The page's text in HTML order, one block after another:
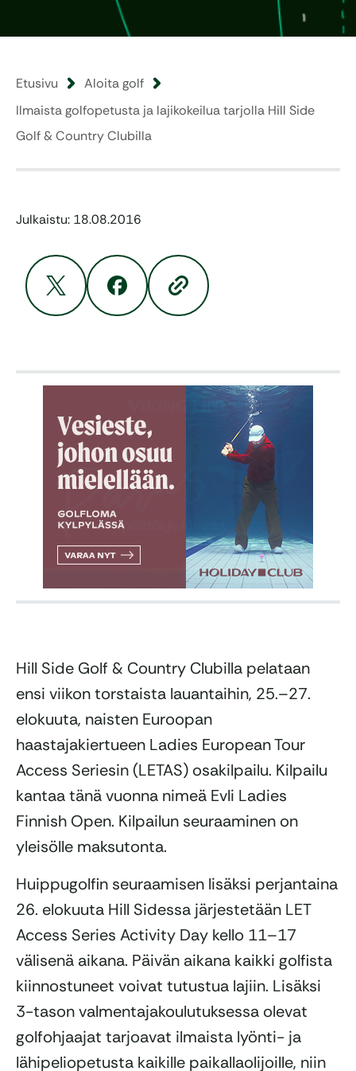
Etusivu
Aloita golf
Ilmaista golfopetusta ja lajikokeilua tarjolla Hill Side
Golf & Country Clubilla
Julkaistu: 18.08.2016
Hill Side Golf & Country Clubilla pelataan
ensi viikon torstaista lauantaihin, 25.–27.
elokuuta, naisten Euroopan
haastajakiertueen Ladies European Tour
Access Seriesin (LETAS) osakilpailu. Kilpailu
kantaa tänä vuonna nimeä Evli Ladies
Finnish Open. Kilpailun seuraaminen on
yleisölle maksutonta.
Huippugolfin seuraamisen lisäksi perjantaina
26. elokuuta Hill Sidessa järjestetään LET
Access Series Activity Day kello 11–17
välisenä aikana. Päivän aikana kaikki golfista
kiinnostuneet voivat tutustua lajiin. Lisäksi
3-tason valmentajakoulutuksessa olevat
golfohjaajat tarjoavat ilmaista lyönti- ja
lähipeliopetusta kaikille paikallaolijoille, niin